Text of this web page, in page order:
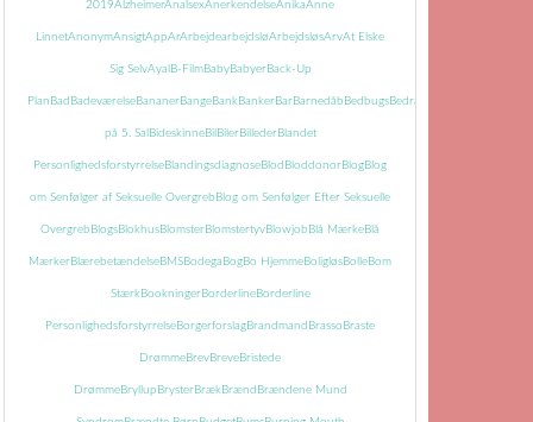
2019AlzheimerAnalsexAnerkendelseAnikaAnne
LinnetAnonymAnsigtAppArArbejdearbejdsløArbejdsløsArvAt Elske
Sig SelvAyal B-FilmBabyBabyerBack-Up
Plan Bad BadeværelseBananerBangeBankBankerBarBarnedåb BedbugsBedrageri
på 5. Sal BideskinneBil BilerBillederBlandet
PersonlighedsforstyrrelseBlandingsdiagnoseBlod BloddonorBlogBlog
om Senfølger af Seksuelle Overgreb Blog om Senfølger Efter Seksuelle
Overgreb BlogsBlokhusBlomsterBlomstertyvBlowjob Blå MærkeBlå
MærkerBlærebetændelseBMSBodega BogBo HjemmeBoligløsBolleBom
StærkBookningerBorderlineBorderline
PersonlighedsforstyrrelseBorgerforslagBrandmand Brasso Braste
DrømmeBrevBreveBristede
DrømmeBryllup BrysterBrækBrænd Brændene Mund